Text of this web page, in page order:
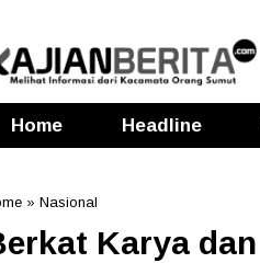
Home Headline
» Nasional
Karya